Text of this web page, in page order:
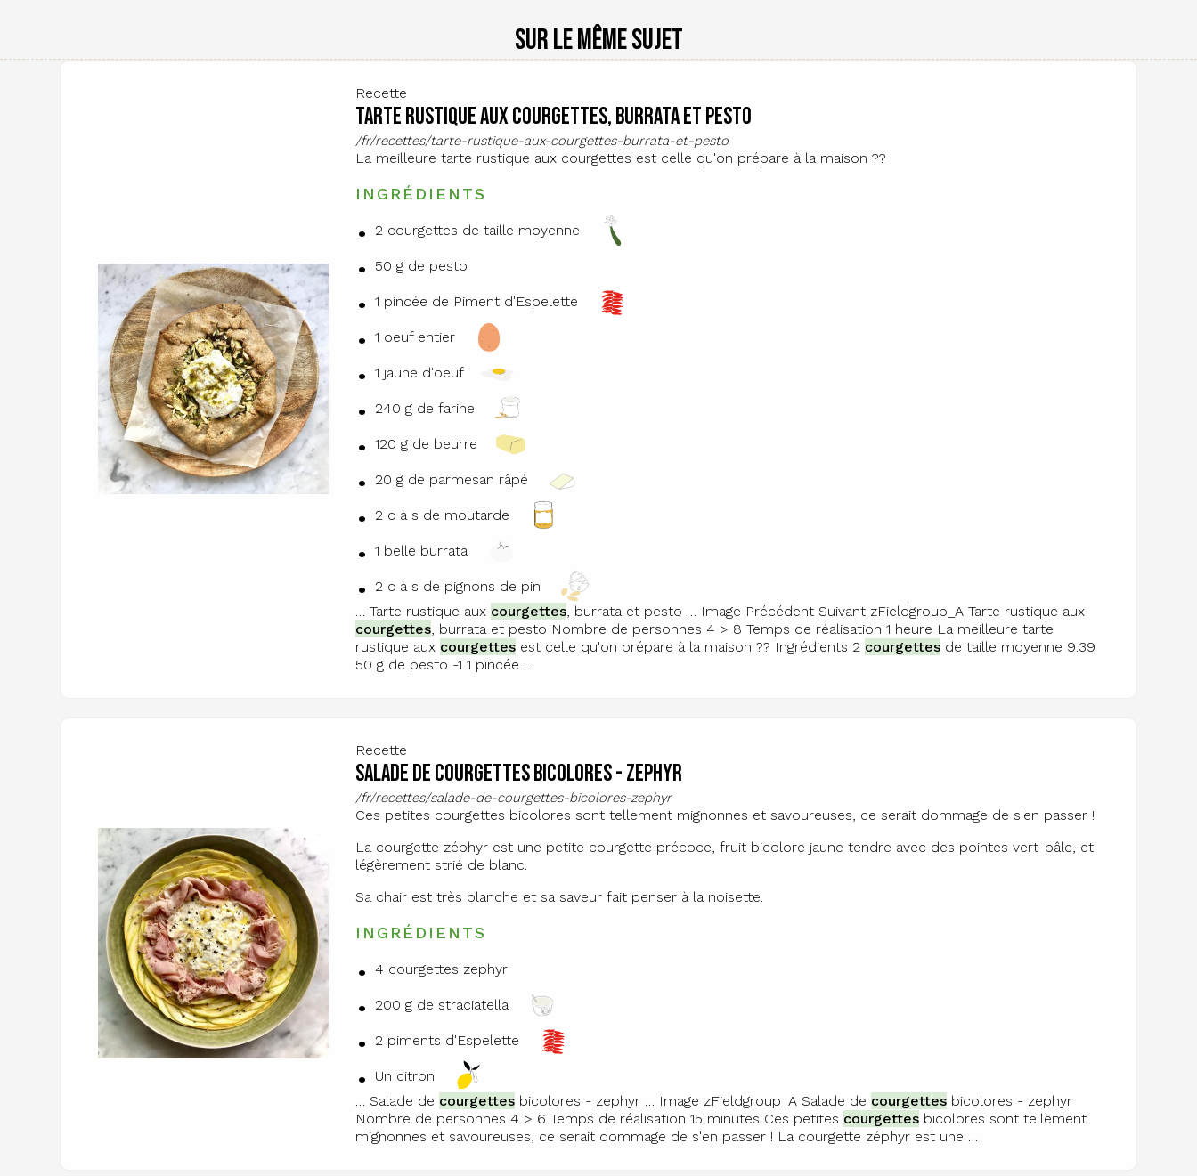
Sur le même sujet
Recette
Tarte rustique aux courgettes, burrata et pesto
/fr/recettes/tarte-rustique-aux-courgettes-burrata-et-pesto
La meilleure tarte rustique aux courgettes est celle qu'on prépare à la maison ?‍?
INGRÉDIENTS
2 courgettes de taille moyenne
50 g de pesto
1 pincée de Piment d'Espelette
1 oeuf entier
1 jaune d'oeuf
240 g de farine
120 g de beurre
20 g de parmesan râpé
2 c à s de moutarde
1 belle burrata
2 c à s de pignons de pin
… Tarte rustique aux courgettes, burrata et pesto … Image Précédent Suivant zFieldgroup_A Tarte rustique aux
courgettes, burrata et pesto Nombre de personnes 4 > 8 Temps de réalisation 1 heure La meilleure tarte
rustique aux courgettesest celle qu'on prépare à la maison ?‍? Ingrédients 2 courgettesde taille moyenne 9.39
50 g de pesto -1 1 pincée …
Recette
Salade de courgettes bicolores - zephyr
/fr/recettes/salade-de-courgettes-bicolores-zephyr
Ces petites courgettes bicolores sont tellement mignonnes et savoureuses, ce serait dommage de s'en passer !
La courgette zéphyr est une petite courgette précoce, fruit bicolore jaune tendre avec des pointes vert-pâle, et
légèrement strié de blanc.
Sa chair est très blanche et sa saveur fait penser à la noisette.
INGRÉDIENTS
4 courgettes zephyr
200 g de straciatella
2 piments d'Espelette
Un citron
… Salade de courgettesbicolores - zephyr … Image zFieldgroup_A Salade de courgettesbicolores - zephyr
Nombre de personnes 4 > 6 Temps de réalisation 15 minutes Ces petites courgettesbicolores sont tellement
mignonnes et savoureuses, ce serait dommage de s'en passer ! La courgette zéphyr est une …